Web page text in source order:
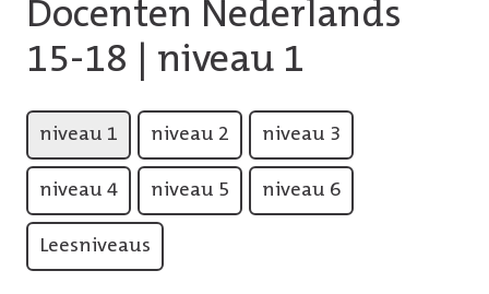
Docenten Nederlands
15-18 | niveau 1
niveau 1 niveau 2 niveau 3
niveau 4 niveau 5 niveau 6
Leesniveaus